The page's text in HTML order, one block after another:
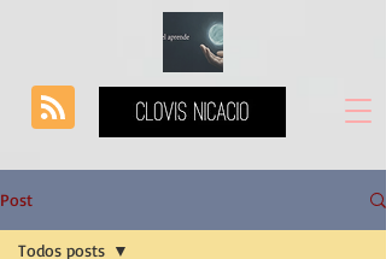
Post
Todos posts